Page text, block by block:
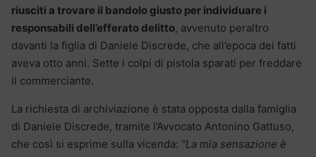
riusciti a trovare il bandolo giusto per individuare i
responsabili dell’efferato delitto, avvenuto peraltro
davanti la figlia di Daniele Discrede, che all’epoca dei fatti
aveva otto anni. Sette i colpi di pistola sparati per freddare
il commerciante.
La richiesta di archiviazione è stata opposta dalla famiglia
di Daniele Discrede, tramite l’Avvocato Antonino Gattuso,
che così si esprime sulla vicenda: “La mia sensazione è